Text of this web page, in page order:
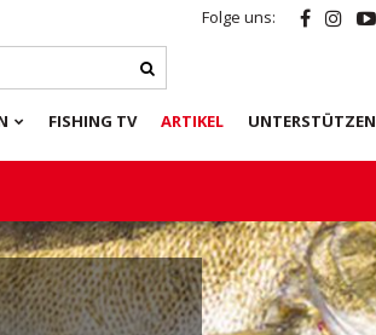
Folge uns:
FISHING TV ARTIKEL UNTERSTÜTZEN